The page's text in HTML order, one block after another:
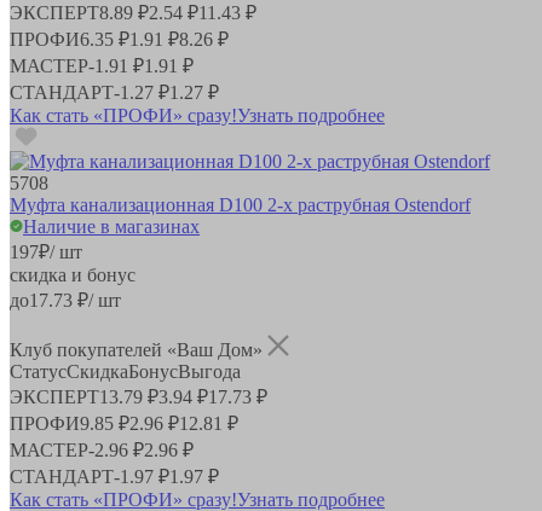
ЭКСПЕРТ8.89 ₽2.54 ₽11.43 ₽
ПРОФИ6.35 ₽1.91 ₽8.26 ₽
МАСТЕР-1.91 ₽1.91 ₽
СТАНДАРТ-1.27 ₽1.27 ₽
Как стать «ПРОФИ» сразу!Узнать подробнее
5708
Муфта канализационная D100 2-х раструбная Ostendorf
Наличие в магазинах
197₽/ шт
скидка и бонус
до17.73 ₽/ шт
Клуб покупателей «Ваш Дом»
СтатусСкидкаБонусВыгода
ЭКСПЕРТ13.79 ₽3.94 ₽17.73 ₽
ПРОФИ9.85 ₽2.96 ₽12.81 ₽
МАСТЕР-2.96 ₽2.96 ₽
СТАНДАРТ-1.97 ₽1.97 ₽
Как стать «ПРОФИ» сразу!Узнать подробнее